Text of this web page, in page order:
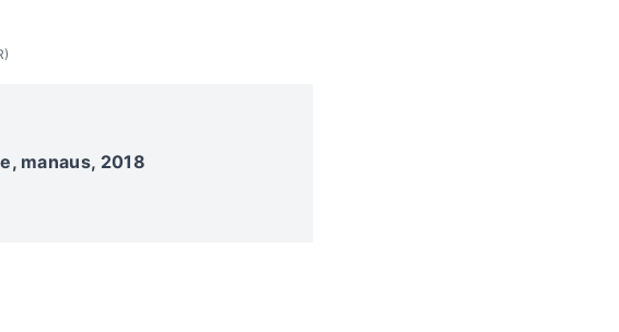
manaus, 2018